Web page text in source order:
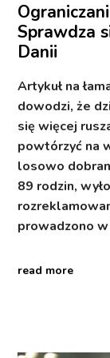
Sprawdza
Danii
Artykuł na
dowodzi, że
się więcej
powtórzyć na
losowo
89 rodzin,
prowadzono
read more